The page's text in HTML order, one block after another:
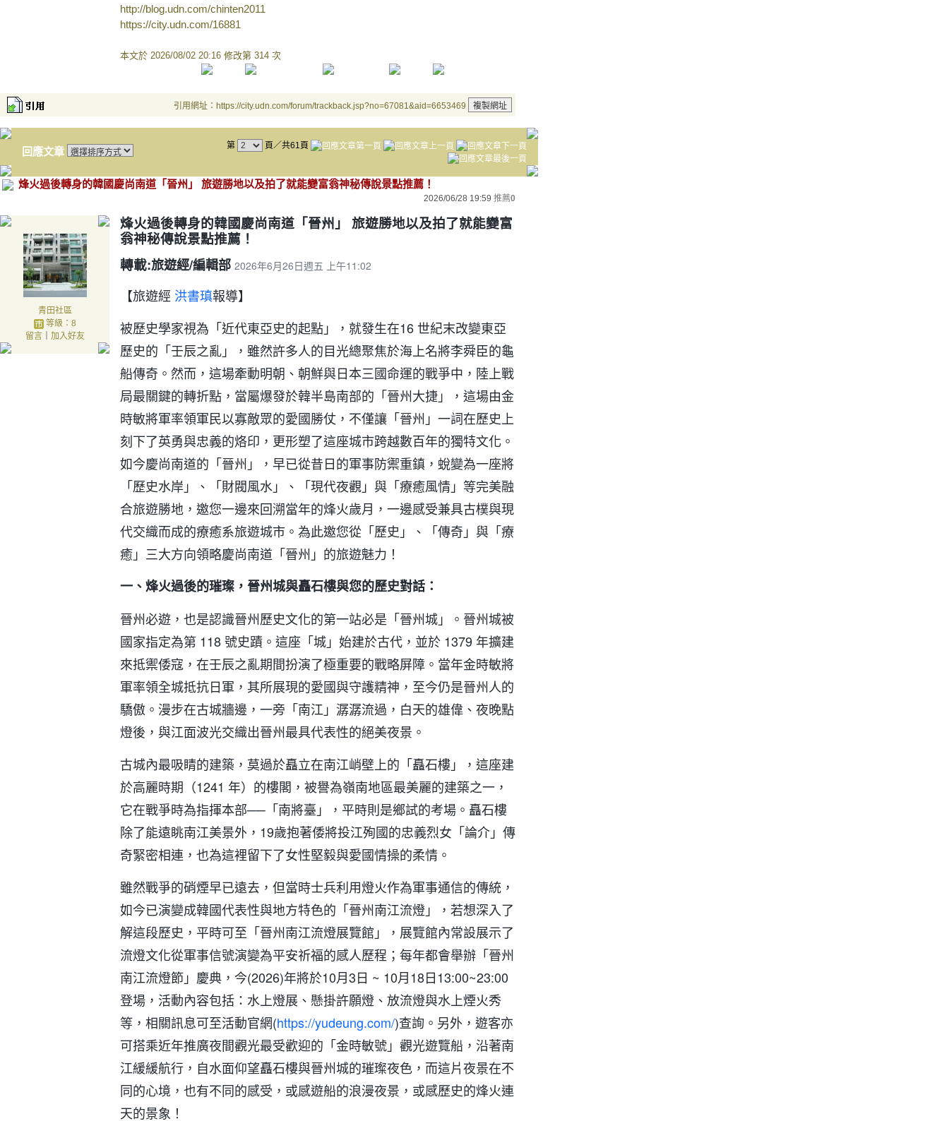
http://blog.udn.com/chinten2011
https://city.udn.com/16881
本文於 2026/08/02 20:16 修改第 314 次
引用網址：https://city.udn.com/forum/trackback.jsp?no=67081&aid=6653469
回應文章 第 頁／共61頁
烽火過後轉身的韓國慶尚南道「晉州」 旅遊勝地以及拍了就能變富翁神秘傳說景點推薦！
2026/06/28 19:59 推薦0
青田社區
等級：8
留言｜ 加入好友
烽火過後轉身的韓國慶尚南道「晉州」 旅遊勝地以及拍了就能變富
翁神秘傳說景點推薦！
轉載:旅遊經/編輯部 2026年6月26日週五 上午11:02
【旅遊經 洪書瑱報導】
被歷史學家視為「近代東亞史的起點」，就發生在16 世紀末改變東亞
歷史的「壬辰之亂」，雖然許多人的目光總聚焦於海上名將李舜臣的龜
船傳奇。然而，這場牽動明朝、朝鮮與日本三國命運的戰爭中，陸上戰
局最關鍵的轉折點，當屬爆發於韓半島南部的「晉州大捷」，這場由金
時敏將軍率領軍民以寡敵眾的愛國勝仗，不僅讓「晉州」一詞在歷史上
刻下了英勇與忠義的烙印，更形塑了這座城市跨越數百年的獨特文化。
如今慶尚南道的「晉州」，早已從昔日的軍事防禦重鎮，蛻變為一座將
「歷史水岸」、「財閥風水」、「現代夜觀」與「療癒風情」等完美融
合旅遊勝地，邀您一邊來回溯當年的烽火歲月，一邊感受兼具古樸與現
代交織而成的療癒系旅遊城市。為此邀您從「歷史」、「傳奇」與「療
癒」三大方向領略慶尚南道「晉州」的旅遊魅力！
一、烽火過後的璀璨，晉州城與矗石樓與您的歷史對話：
晉州必遊，也是認識晉州歷史文化的第一站必是「晉州城」。晉州城被
國家指定為第 118 號史蹟。這座「城」始建於古代，並於 1379 年擴建
來抵禦倭寇，在壬辰之亂期間扮演了極重要的戰略屏障。當年金時敏將
軍率領全城抵抗日軍，其所展現的愛國與守護精神，至今仍是晉州人的
驕傲。漫步在古城牆邊，一旁「南江」潺潺流過，白天的雄偉、夜晚點
燈後，與江面波光交織出晉州最具代表性的絕美夜景。
古城內最吸睛的建築，莫過於矗立在南江峭壁上的「矗石樓」，這座建
於高麗時期（1241 年）的樓閣，被譽為嶺南地區最美麗的建築之一，
它在戰爭時為指揮本部──「南將臺」，平時則是鄉試的考場。矗石樓
除了能遠眺南江美景外，19歲抱著倭將投江殉國的忠義烈女「論介」傳
奇緊密相連，也為這裡留下了女性堅毅與愛國情操的柔情。
雖然戰爭的硝煙早已遠去，但當時士兵利用燈火作為軍事通信的傳統，
如今已演變成韓國代表性與地方特色的「晉州南江流燈」，若想深入了
解這段歷史，平時可至「晉州南江流燈展覽館」，展覽館內常設展示了
流燈文化從軍事信號演變為平安祈福的感人歷程；每年都會舉辦「晉州
南江流燈節」慶典，今(2026)年將於10月3日 ~ 10月18日13:00~23:00
登場，活動內容包括：水上燈展、懸掛許願燈、放流燈與水上煙火秀
等，相關訊息可至活動官網(https://yudeung.com/)查詢。另外，遊客亦
可搭乘近年推廣夜間觀光最受歡迎的「金時敏號」觀光遊覽船，沿著南
江緩緩航行，自水面仰望矗石樓與晉州城的璀璨夜色，而這片夜景在不
同的心境，也有不同的感受，或感遊船的浪漫夜景，或感歷史的烽火連
天的景象！